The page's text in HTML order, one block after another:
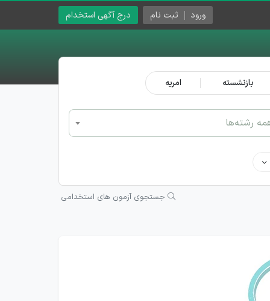
درج آگهی استخدام ورود ثبت نام
بازنشسته امریه
رشته‌ها
جستجوی آزمون های استخدامی